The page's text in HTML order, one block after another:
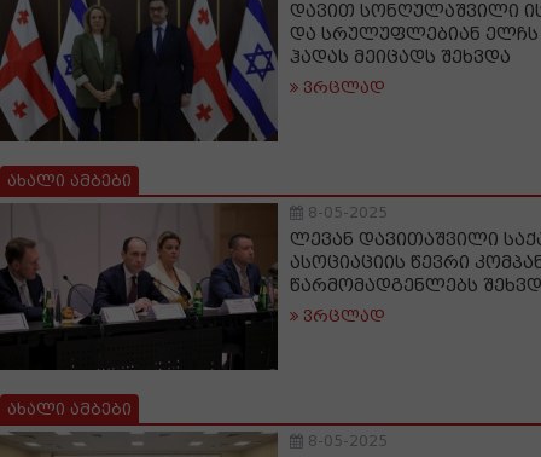
დავით სონღულაშვილი
და სრულუფლებიან
ჰადას მეიცადს შეხვდა
ვრცლად
ახალი ამბები
8-05-2025
ლევან დავითაშვილი
ასოციაციის წევრი
წარმომადგენლებს
ვრცლად
ახალი ამბები
8-05-2025